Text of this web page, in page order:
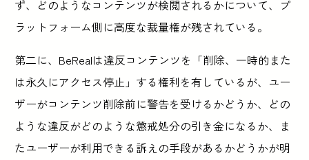
ず、どのようなコンテンツが検閲されるかについて、プ
ラットフォーム側に高度な裁量権が残されている。
第二に、BeRealは違反コンテンツを「削除、一時的また
は永久にアクセス停止」する権利を有しているが、ユー
ザーがコンテンツ削除前に警告を受けるかどうか、どの
ような違反がどのような懲戒処分の引き金になるか、ま
たユーザーが利用できる訴えの手段があるかどうかが明